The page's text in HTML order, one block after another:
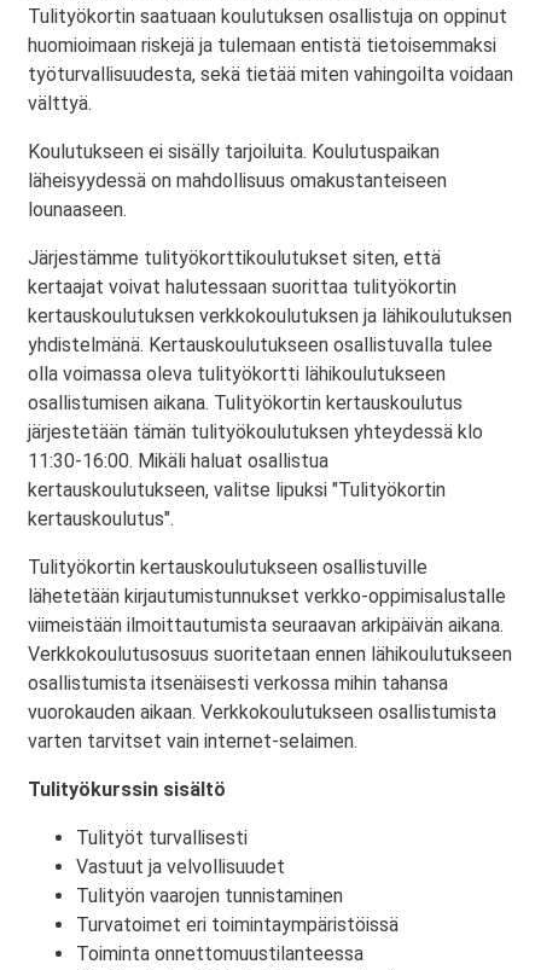
Tulityökortin saatuaan koulutuksen osallistuja on oppinut
huomioimaan riskejä ja tulemaan entistä tietoisemmaksi
työturvallisuudesta, sekä tietää miten vahingoilta voidaan
välttyä.
Koulutukseen ei sisälly tarjoiluita. Koulutuspaikan
läheisyydessä on mahdollisuus omakustanteiseen
lounaaseen.
Järjestämme tulityökorttikoulutukset siten, että
kertaajat voivat halutessaan suorittaa tulityökortin
kertauskoulutuksen verkkokoulutuksen ja lähikoulutuksen
yhdistelmänä. Kertauskoulutukseen osallistuvalla tulee
olla voimassa oleva tulityökortti lähikoulutukseen
osallistumisen aikana. Tulityökortin kertauskoulutus
järjestetään tämän tulityökoulutuksen yhteydessä klo
11:30-16:00. Mikäli haluat osallistua
kertauskoulutukseen, valitse lipuksi "Tulityökortin
kertauskoulutus".
Tulityökortin kertauskoulutukseen osallistuville
lähetetään kirjautumistunnukset verkko-oppimisalustalle
viimeistään ilmoittautumista seuraavan arkipäivän aikana.
Verkkokoulutusosuus suoritetaan ennen lähikoulutukseen
osallistumista itsenäisesti verkossa mihin tahansa
vuorokauden aikaan. Verkkokoulutukseen osallistumista
varten tarvitset vain internet-selaimen.
Tulityökurssin sisältö
Tulityöt turvallisesti
Vastuut ja velvollisuudet
Tulityön vaarojen tunnistaminen
Turvatoimet eri toimintaympäristöissä
Toiminta onnettomuustilanteessa